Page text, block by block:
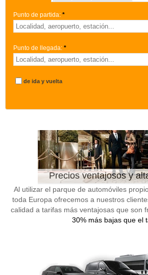
Punto de partida: *
Punto de llegada: *
de ida y vuelta
Precios ventajosos y
Al utilizar el parque de automóviles
toda Europa ofrecemos a nuestros
calidad a tarifas más ventajosas que son
30% más bajas que el